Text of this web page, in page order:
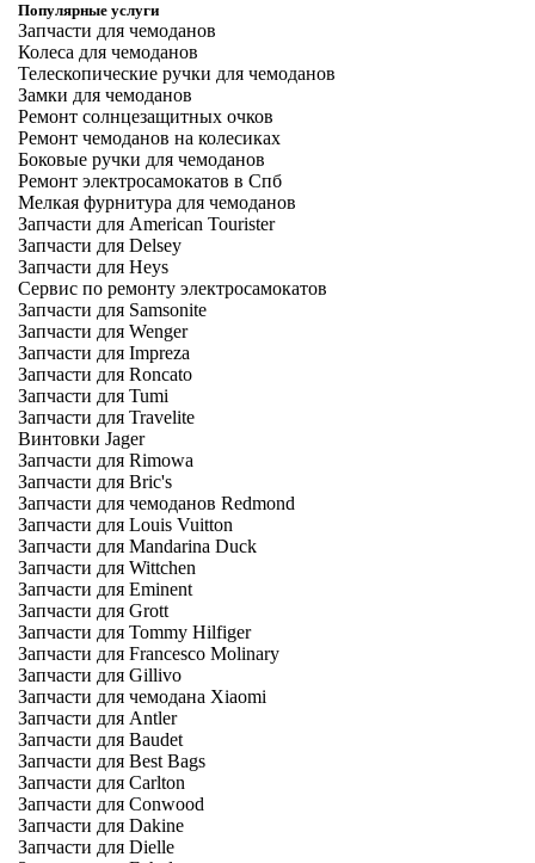
Популярные услуги
Запчасти для чемоданов
Колеса для чемоданов
Телескопические ручки для чемоданов
Замки для чемоданов
Ремонт солнцезащитных очков
Ремонт чемоданов на колесиках
Боковые ручки для чемоданов
Ремонт электросамокатов в Спб
Мелкая фурнитура для чемоданов
Запчасти для American Tourister
Запчасти для Delsey
Запчасти для Heys
Сервис по ремонту электросамокатов
Запчасти для Samsonite
Запчасти для Wenger
Запчасти для Impreza
Запчасти для Roncato
Запчасти для Tumi
Запчасти для Travelite
Винтовки Jager
Запчасти для Rimowa
Запчасти для Bric's
Запчасти для чемоданов Redmond
Запчасти для Louis Vuitton
Запчасти для Mandarina Duck
Запчасти для Wittchen
Запчасти для Eminent
Запчасти для Grott
Запчасти для Tommy Hilfiger
Запчасти для Francesco Molinary
Запчасти для Gillivo
Запчасти для чемодана Xiaomi
Запчасти для Antler
Запчасти для Baudet
Запчасти для Best Bags
Запчасти для Carlton
Запчасти для Conwood
Запчасти для Dakine
Запчасти для Dielle